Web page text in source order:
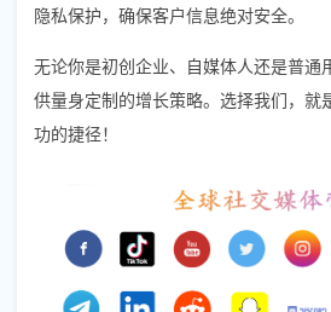
隐私保护，确保客户信息绝对安全。
无论你是初创企业、自媒体人还是普通
供量身定制的增长策略。选择我们，就
功的捷径！